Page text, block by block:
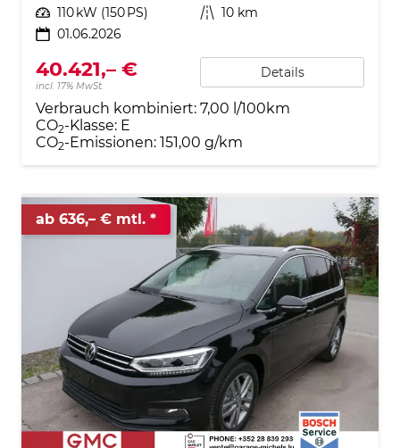
Leistung 110 kW (150 PS) Kilometerstand 10 km
01.06.2026
40.421,– €
incl. 17% MwSt.
Details
Verbrauch kombiniert: 7,00 l/100km
CO2-Klasse: E
CO2-Emissionen: 151,00 g/km
ab 636,– € mtl.